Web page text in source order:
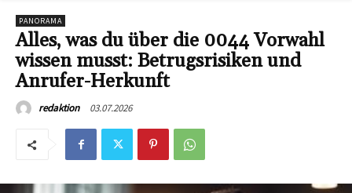
PANORAMA
Alles, was du über die 0044 Vorwahl
wissen musst: Betrugsrisiken und
Anrufer-Herkunft
redaktion 03.07.2026